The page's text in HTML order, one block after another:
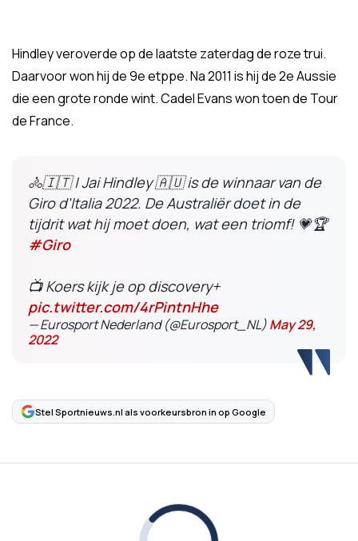
Hindley veroverde op de laatste zaterdag de roze trui.
Daarvoor won hij de 9e etppe. Na 2011 is hij de 2e Aussie
die een grote ronde wint. Cadel Evans won toen de Tour
de France.
🚴​🇮🇹​ | Jai Hindley 🇦🇺 is de winnaar van de
Giro d'Italia 2022. De Australiër doet in de
tijdrit wat hij moet doen, wat een triomf! 💗🏆
#Giro
📺 Koers kijk je op discovery+
pic.twitter.com/4rPintnHhe
— Eurosport Nederland (@Eurosport_NL)May 29,
2022
Stel Sportnieuws.nl als voorkeursbron in op Google